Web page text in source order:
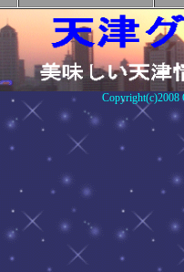
Copyright(c)2008